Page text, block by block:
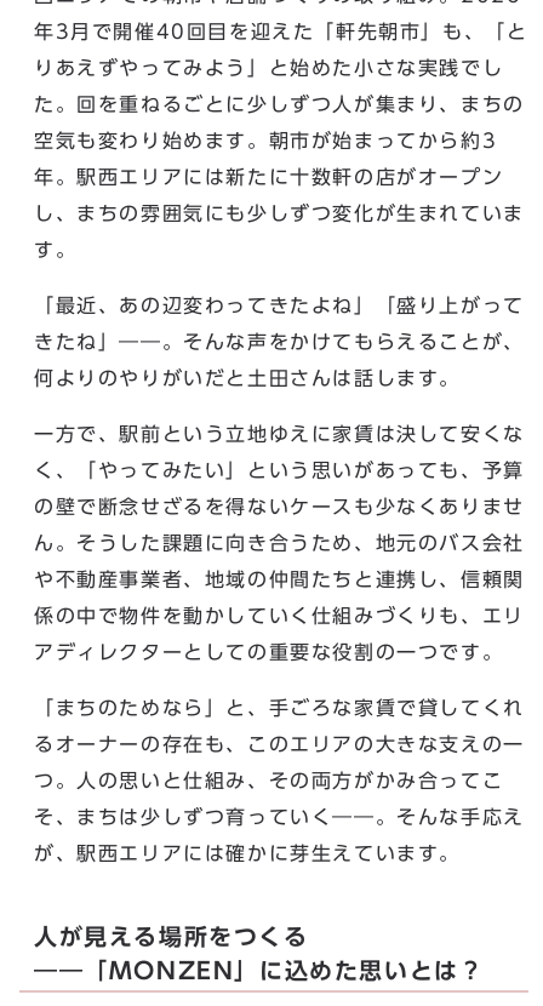
年3月で開催40回目を迎えた「軒先朝市」も、「と
りあえずやってみよう」と始めた小さな実践でし
た。回を重ねるごとに少しずつ人が集まり、まちの
空気も変わり始めます。朝市が始まってから約3
年。駅西エリアには新たに十数軒の店がオープン
し、まちの雰囲気にも少しずつ変化が生まれていま
す。
「最近、あの辺変わってきたよね」「盛り上がって
きたね」――。そんな声をかけてもらえることが、
何よりのやりがいだと土田さんは話します。
一方で、駅前という立地ゆえに家賃は決して安くな
く、「やってみたい」という思いがあっても、予算
の壁で断念せざるを得ないケースも少なくありませ
ん。そうした課題に向き合うため、地元のバス会社
や不動産事業者、地域の仲間たちと連携し、信頼関
係の中で物件を動かしていく仕組みづくりも、エリ
アディレクターとしての重要な役割の一つです。
「まちのためなら」と、手ごろな家賃で貸してくれ
るオーナーの存在も、このエリアの大きな支えの一
つ。人の思いと仕組み、その両方がかみ合ってこ
そ、まちは少しずつ育っていく――。そんな手応え
が、駅西エリアには確かに芽生えています。
人が見える場所をつくる
――「MONZEN」に込めた思いとは？